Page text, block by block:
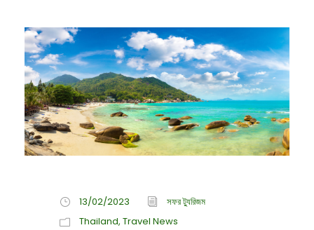
13/02/2023
সফর ট্যুরিজম
Thailand, Travel News